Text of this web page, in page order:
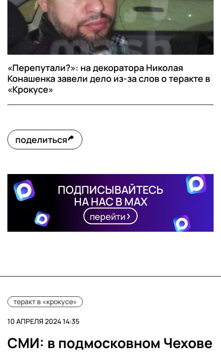
«Перепутали?»: на декоратора Николая
Конашенка завели дело из-за слов о теракте в
«Крокусе»
поделиться
ПОДПИСЫВАЙТЕСЬ
НА НАС В MAX
перейти
теракт в «крокусе»
10 АПРЕЛЯ 2024 14:35
СМИ: в подмосковном Чехове